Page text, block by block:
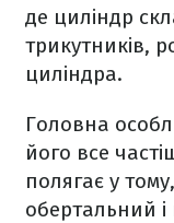
де циліндр
трикутників,
циліндра.
Головна
його все
полягає у
обертальний